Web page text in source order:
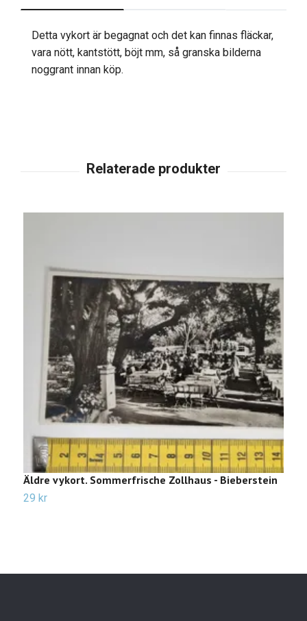
Detta vykort är begagnat och det kan finnas fläckar,
vara nött, kantstött, böjt mm, så granska bilderna
noggrant innan köp.
Äldre vykort. Sommerfrische Zollhaus - Bieberstein
29 kr